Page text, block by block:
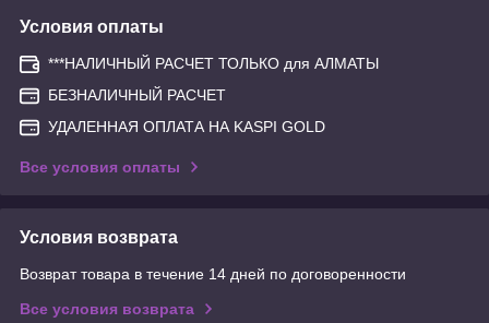
Условия оплаты
***НАЛИЧНЫЙ РАСЧЕТ ТОЛЬКО для АЛМАТЫ
БЕЗНАЛИЧНЫЙ РАСЧЕТ
УДАЛЕННАЯ ОПЛАТА НА KASPI GOLD
Все условия оплаты
Условия возврата
Возврат товара в течение 14 дней по договоренности
Все условия возврата